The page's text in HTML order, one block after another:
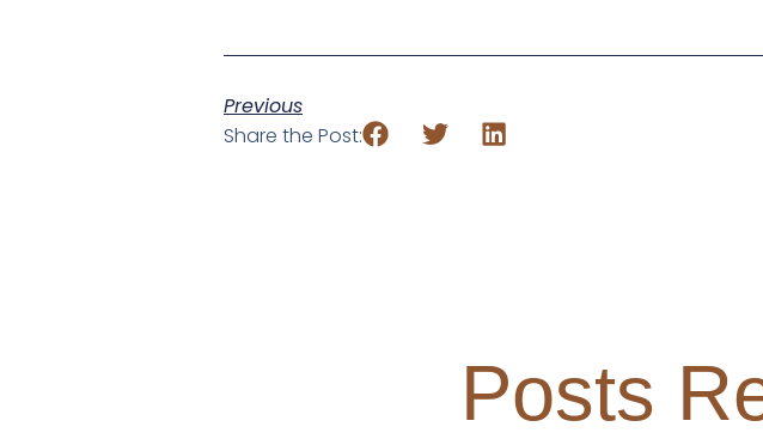
Previous
Share the Post:
Posts